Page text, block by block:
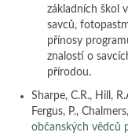
základních škol
savců,
přínosy
znalostí o
přírodou.
Sharpe, C.R., Hill,
Fergus, P.,
občanských vědců